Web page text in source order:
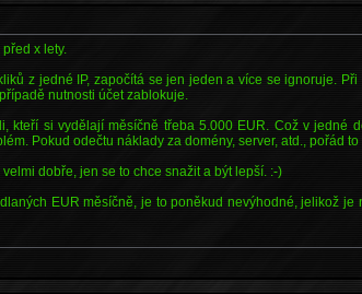
x lety.
z jedné IP, započítá se jen jeden a více se ignoruje.
nutnosti účet zablokuje.
kteří si vydělají měsíčně třeba 5.000 EUR. Což v jedné
Pokud odečtu náklady za domény, server, atd., pořád to
dobře, jen se to chce snažit a být lepší. :-)
EUR měsíčně, je to poněkud nevýhodné, jelikož je